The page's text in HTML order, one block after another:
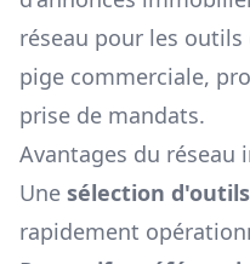
réseau pour les
pige commerciale,
prise de mandats.
Avantages du réseau
Une sélection
rapidement